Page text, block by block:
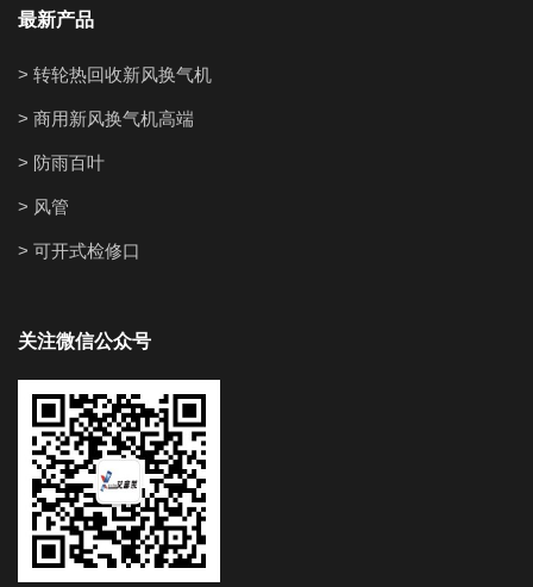
最新产品
> 转轮热回收新风换气机
> 商用新风换气机高端
> 防雨百叶
> 风管
> 可开式检修口
关注微信公众号